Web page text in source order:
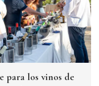
para los vinos de